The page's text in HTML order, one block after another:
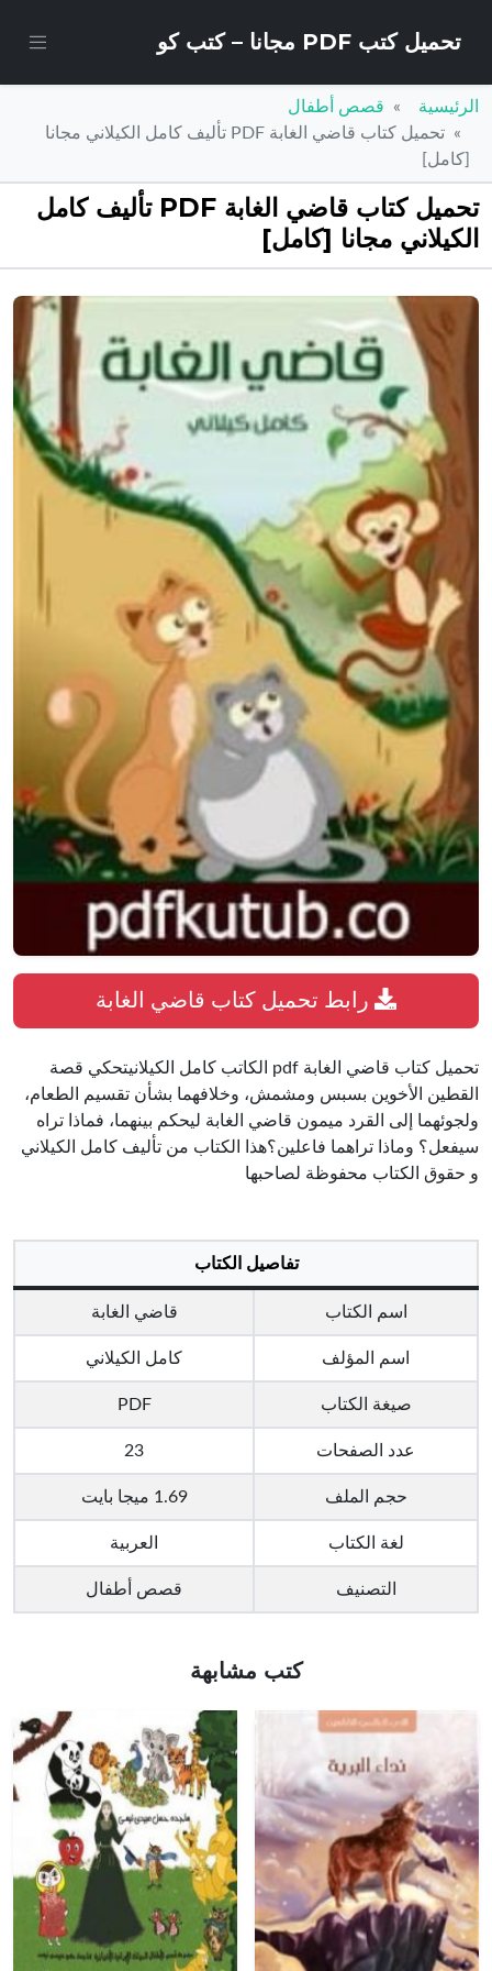
تحميل كتب PDF مجانا – كتب كو
الرئيسية
قصص أطفال
تحميل كتاب قاضي الغابة PDF تأليف كامل الكيلاني مجانا
[كامل]
تحميل كتاب قاضي الغابة PDF تأليف كامل
الكيلاني مجانا [كامل]
تحميل كتاب قاضي الغابة pdf الكاتب كامل الكيلانيتحكي قصة
القطين الأخوين بسبس ومشمش، وخلافهما بشأن تقسيم الطعام،
ولجوئهما إلى القرد ميمون قاضي الغابة ليحكم بينهما، فماذا تراه
سيفعل؟ وماذا تراهما فاعلين؟هذا الكتاب من تأليف كامل الكيلاني
و حقوق الكتاب محفوظة لصاحبها
تفاصيل الكتاب
اسم الكتاب قاضي الغابة
اسم المؤلف كامل الكيلاني
صيغة الكتاب PDF
عدد الصفحات 23
حجم الملف 1.69 ميجا بايت
لغة الكتاب العربية
التصنيف قصص أطفال
كتب مشابهة